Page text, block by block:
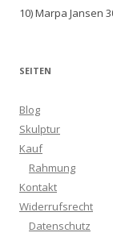
10) Marpa Jansen
SEITEN
Blog
Skulptur
Kauf
Rahmung
Kontakt
Widerrufsrecht
Datenschutz